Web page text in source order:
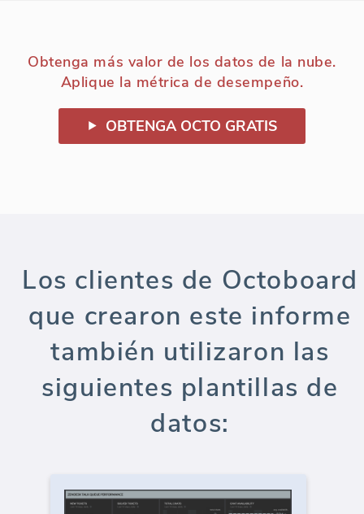
Obtenga más valor de los datos de la nube.
Aplique la métrica de desempeño.
OBTENGA OCTO GRATIS
Los clientes de Octoboard
que crearon este informe
también utilizaron las
siguientes plantillas de
datos: